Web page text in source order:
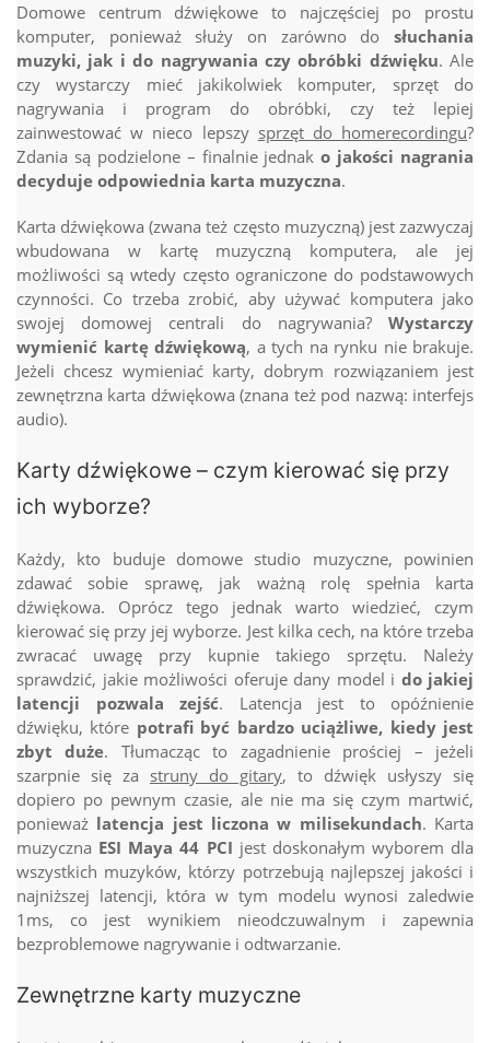
Domowe centrum dźwiękowe to najczęściej po prostu
komputer, ponieważ służy on zarówno do słuchania
muzyki, jak i do nagrywania czy obróbki dźwięku. Ale
czy wystarczy mieć jakikolwiek komputer, sprzęt do
nagrywania i program do obróbki, czy też lepiej
zainwestować w nieco lepszy sprzęt do homerecordingu?
Zdania są podzielone – finalnie jednako jakości nagrania
decyduje odpowiednia karta muzyczna.
Karta dźwiękowa (zwana też często muzyczną) jest zazwyczaj
wbudowana w kartę muzyczną komputera, ale jej
możliwości są wtedy często ograniczone do podstawowych
czynności. Co trzeba zrobić, aby używać komputera jako
swojej domowej centrali do nagrywania? Wystarczy
wymienić kartę dźwiękową, a tych na rynku nie brakuje.
Jeżeli chcesz wymieniać karty, dobrym rozwiązaniem jest
zewnętrzna karta dźwiękowa (znana też pod nazwą: interfejs
audio).
Karty dźwiękowe – czym kierować się przy
ich wyborze?
Każdy, kto buduje domowe studio muzyczne, powinien
zdawać sobie sprawę, jak ważną rolę spełnia karta
dźwiękowa. Oprócz tego jednak warto wiedzieć, czym
kierować się przy jej wyborze. Jest kilka cech, na które trzeba
zwracać uwagę przy kupnie takiego sprzętu. Należy
sprawdzić, jakie możliwości oferuje dany model i do jakiej
latencji pozwala zejść. Latencja jest to opóźnienie
dźwięku, które potrafi być bardzo uciążliwe, kiedy jest
zbyt duże. Tłumacząc to zagadnienie prościej – jeżeli
szarpnie się za struny do gitary, to dźwięk usłyszy się
dopiero po pewnym czasie, ale nie ma się czym martwić,
ponieważ latencja jest liczona w milisekundach. Karta
muzyczna ESI Maya 44 PCI jest doskonałym wyborem dla
wszystkich muzyków, którzy potrzebują najlepszej jakości i
najniższej latencji, która w tym modelu wynosi zaledwie
1ms, co jest wynikiem nieodczuwalnym i zapewnia
bezproblemowe nagrywanie i odtwarzanie.
Zewnętrzne karty muzyczne